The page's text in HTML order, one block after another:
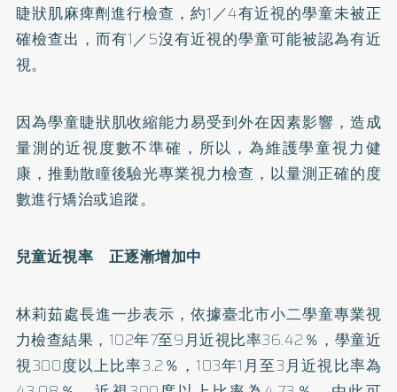
睫狀肌麻痺劑進行檢查，約1／4有近視的學童未被正
確檢查出，而有1／5沒有近視的學童可能被認為有近
視。
因為學童睫狀肌收縮能力易受到外在因素影響，造成
量測的近視度數不準確，所以，為維護學童視力健
康，推動散瞳後驗光專業視力檢查，以量測正確的度
數進行矯治或追蹤。
兒童近視率 正逐漸增加中
林莉茹處長進一步表示，依據臺北市小二學童專業視
力檢查結果，102年7至9月近視比率36.42％，學童近
視300度以上比率3.2％，103年1月至3月近視比率為